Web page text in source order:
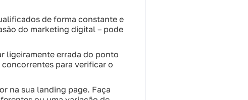
de forma constante e
do marketing digital – pode
ligeiramente errada do ponto
para verificar o
na sua landing page. Faça